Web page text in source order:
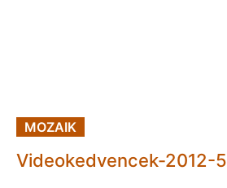
MOZAIK
Videokedvencek-2012-5